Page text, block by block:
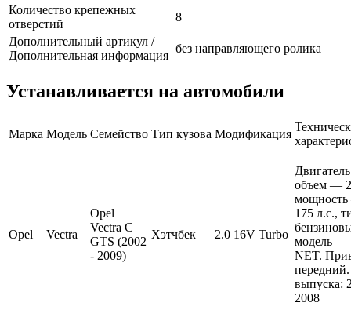
Количество крепежных
отверстий
8
Дополнительный артикул /
Дополнительная информация
без направляющего ролика
Устанавливается на автомобили
Марка Модель Семейство Тип кузова Модификация
Opel Vectra
Opel
Vectra C
GTS (2002
- 2009)
Хэтчбек 2.0 16V Turbo
объем —
175 л.с.,
модель —
NET.
выпуска:
2008